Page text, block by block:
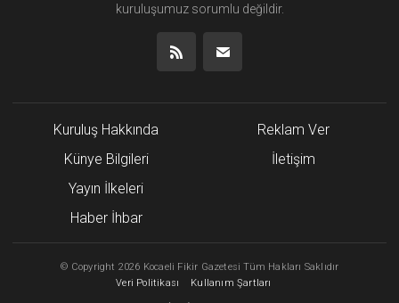
kuruluşumuz sorumlu değildir.
Kuruluş Hakkında
Künye Bilgileri
Yayın İlkeleri
Haber İhbar
Reklam Ver
İletişim
© Copyright 2026 Kocaeli Fikir Gazetesi Tüm Hakları Saklıdır
Veri Politikası
Kullanım Şartları